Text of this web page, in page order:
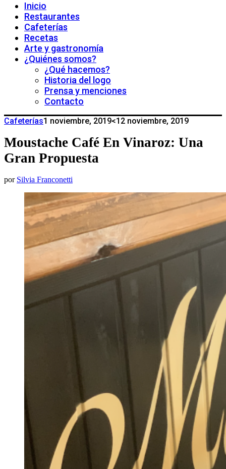
Inicio
Restaurantes
Cafeterías
Recetas
Arte y gastronomía
¿Quiénes somos?
¿Qué hacemos?
Historia del logo
Prensa y menciones
Contacto
Cafeterías1 noviembre, 2019<12 noviembre, 2019
Moustache Café En Vinaroz: Una
Gran Propuesta
por Silvia Franconetti